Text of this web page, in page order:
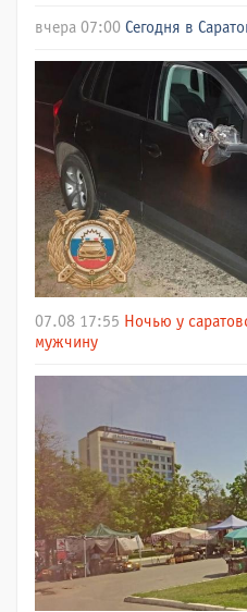
вчера 07:00 Сегодня в
07.08 17:55 Ночью у
мужчину